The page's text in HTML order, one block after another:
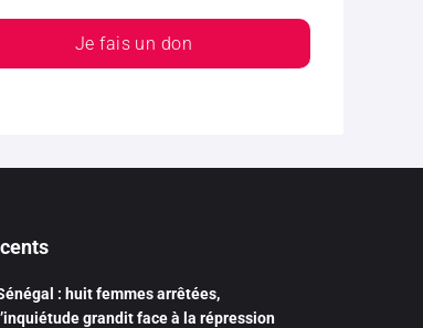
Je fais un don
: huit femmes arrêtées,
l’inquiétude grandit face à la répression